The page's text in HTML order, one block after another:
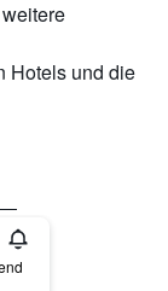
Hotels und die